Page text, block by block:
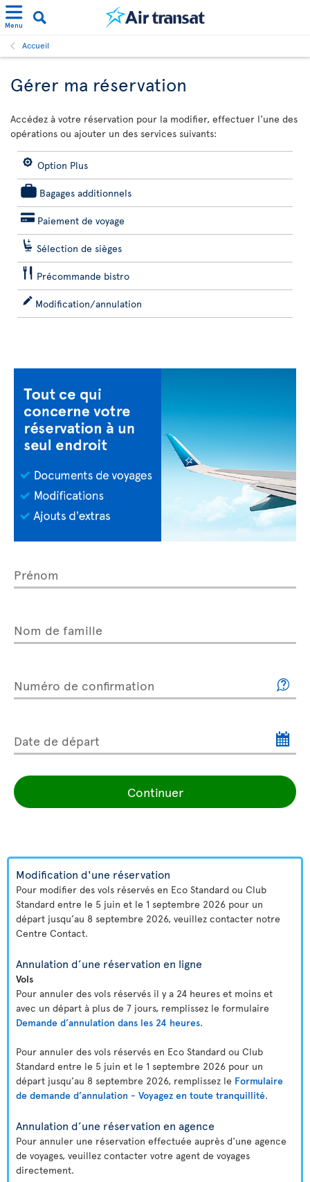
Menu
Accueil
Gérer ma réservation
Accédez à votre réservation pour la modifier, effectuer l'une des
opérations ou ajouter un des services suivants:
Option Plus
Bagages additionnels
Paiement de voyage
Sélection de sièges
Précommande bistro
Modification/annulation
Prénom
Nom de famille
Numéro de confirmation
Date de départ
Continuer
Modification d'une réservation
Pour modifier des vols réservés en Eco Standard ou Club
Standard entre le 5 juin et le 1 septembre 2026 pour un
départ jusqu’au 8 septembre 2026, veuillez contacter notre
Centre Contact.
Annulation d’une réservation en ligne
Vols
Pour annuler des vols réservés il y a 24 heures et moins et
avec un départ à plus de 7 jours, remplissez le formulaire
Demande d’annulation dans les 24 heures.
Pour annuler des vols réservés en Eco Standard ou Club
Standard entre le 5 juin et le 1 septembre 2026 pour un
départ jusqu’au 8 septembre 2026, remplissez le Formulaire
de demande d’annulation - Voyagez en toute tranquillité.
Annulation d’une réservation en agence
Pour annuler une réservation effectuée auprès d'une agence
de voyages, veuillez contacter votre agent de voyages
directement.